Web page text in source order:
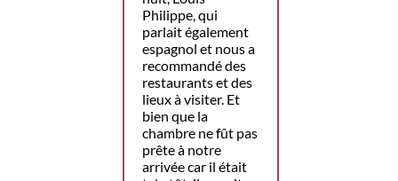
Philippe, qui
parlait également
espagnol et nous a
recommandé des
restaurants et des
lieux à visiter. Et
bien que la
chambre ne fût pas
prête à notre
arrivée car il était